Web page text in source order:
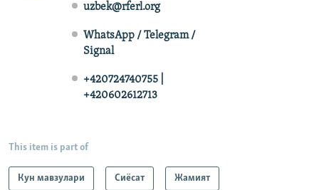
uzbek@rferl.org
WhatsApp / Telegram /
Signal
+420724740755 |
+420602612713
This item is part of
Кун мавзулари Сиёсат Жамият